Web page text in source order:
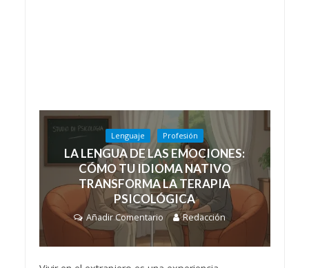
Lenguaje Profesión
LA LENGUA DE LAS EMOCIONES:
CÓMO TU IDIOMA NATIVO
TRANSFORMA LA TERAPIA
PSICOLÓGICA
Añadir Comentario Redacción